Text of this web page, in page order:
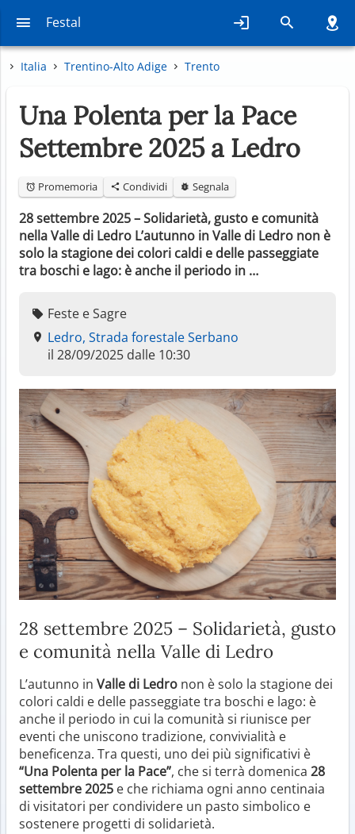
Festal
Italia Trentino-Alto Adige Trento
Una Polenta per la Pace
Settembre 2025 a Ledro
Promemoria Condividi Segnala
28 settembre 2025 – Solidarietà, gusto e comunità
nella Valle di Ledro L’autunno in Valle di Ledro non è
solo la stagione dei colori caldi e delle passeggiate
tra boschi e lago: è anche il periodo in …
Feste e Sagre
Ledro, Strada forestale Serbano
il 28/09/2025 dalle 10:30
28 settembre 2025 – Solidarietà, gusto
e comunità nella Valle di Ledro
L’autunno in Valle di Ledro non è solo la stagione dei
colori caldi e delle passeggiate tra boschi e lago: è
anche il periodo in cui la comunità si riunisce per
eventi che uniscono tradizione, convivialità e
beneficenza. Tra questi, uno dei più significativi è
“Una Polenta per la Pace”, che si terrà domenica 28
settembre 2025 e che richiama ogni anno centinaia
di visitatori per condividere un pasto simbolico e
sostenere progetti di solidarietà.